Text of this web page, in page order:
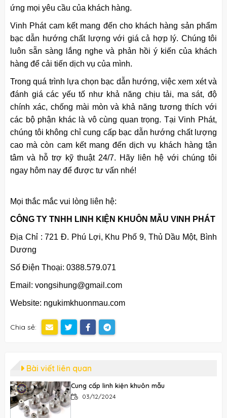
ứng mọi yêu cầu của khách hàng.
Vinh Phát cam kết mang đến cho khách hàng sản phẩm
bạc dẫn hướng chất lượng với giá cả hợp lý. Chúng tôi
luôn sẵn sàng lắng nghe và phản hồi ý kiến của khách
hàng để cải tiến dịch vụ của mình.
Trong quá trình lựa chọn bạc dẫn hướng, việc xem xét và
đánh giá các yếu tố như khả năng chịu tải, ma sát, độ
chính xác, chống mài mòn và khả năng tương thích với
các bộ phận khác là vô cùng quan trọng. Tại Vinh Phát,
chúng tôi không chỉ cung cấp bạc dẫn hướng chất lượng
cao mà còn cam kết mang đến dịch vụ khách hàng tận
tâm và hỗ trợ kỹ thuật 24/7. Hãy liên hệ với chúng tôi
ngay hôm nay để được tư vấn nhé!
Mọi thắc mắc vui lòng liên hệ:
CÔNG TY TNHH LINH KIỆN KHUÔN MẪU VINH PHÁT​
Địa Chỉ : 721 Đ. Phú Lợi, Khu Phố 9, Thủ Dầu Một, Bình
Dương
Số Điện Thoại: 0388.579.071
Email: vongsihung@gmail.com
Website: ngukimkhuonmau.com
Chia sẻ:
Bài viết liên quan
Cung cấp linh kiện khuôn mẫu
03/12/2024